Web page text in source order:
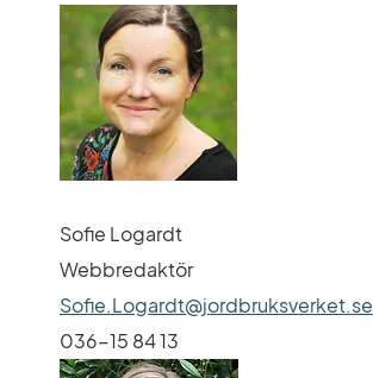
Sofie Logardt
Webbredaktör
Sofie.Logardt@jordbruksverket.se
036-15 84 13